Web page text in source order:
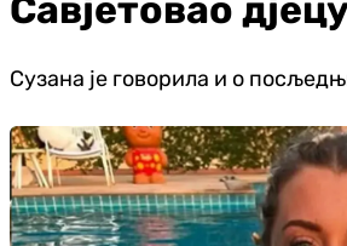
Савјетовао
Сузана је говорила и о